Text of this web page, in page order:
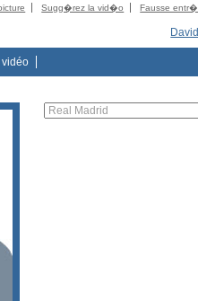
Sugg�rez la vid�o
Fausse